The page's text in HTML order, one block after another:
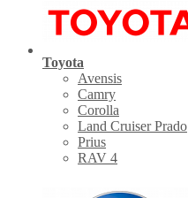
Toyota
Avensis
Camry
Corolla
Land Cruiser Prado
Prius
RAV 4